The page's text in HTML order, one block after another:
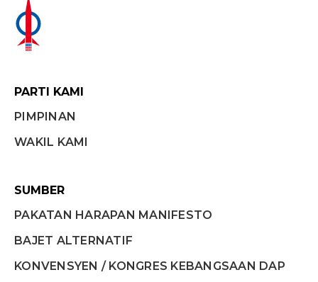
PARTI KAMI
PIMPINAN
WAKIL KAMI
SUMBER
PAKATAN HARAPAN MANIFESTO
BAJET ALTERNATIF
KONVENSYEN / KONGRES KEBANGSAAN DAP